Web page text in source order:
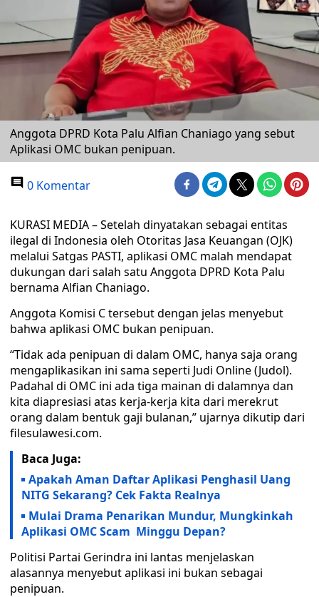
Anggota DPRD Kota Palu Alfian Chaniago yang sebut
Aplikasi OMC bukan penipuan.
0 Komentar
KURASI MEDIA – Setelah dinyatakan sebagai entitas
ilegal di Indonesia oleh Otoritas Jasa Keuangan (OJK)
melalui Satgas PASTI, aplikasi OMC malah mendapat
dukungan dari salah satu Anggota DPRD Kota Palu
bernama Alfian Chaniago.
Anggota Komisi C tersebut dengan jelas menyebut
bahwa aplikasi OMC bukan penipuan.
“Tidak ada penipuan di dalam OMC, hanya saja orang
mengaplikasikan ini sama seperti Judi Online (Judol).
Padahal di OMC ini ada tiga mainan di dalamnya dan
kita diapresiasi atas kerja-kerja kita dari merekrut
orang dalam bentuk gaji bulanan,” ujarnya dikutip dari
filesulawesi.com.
Baca Juga:
Apakah Aman Daftar Aplikasi Penghasil Uang
NITG Sekarang? Cek Fakta Realnya
Mulai Drama Penarikan Mundur, Mungkinkah
Aplikasi OMC Scam Minggu Depan?
Politisi Partai Gerindra ini lantas menjelaskan
alasannya menyebut aplikasi ini bukan sebagai
penipuan.